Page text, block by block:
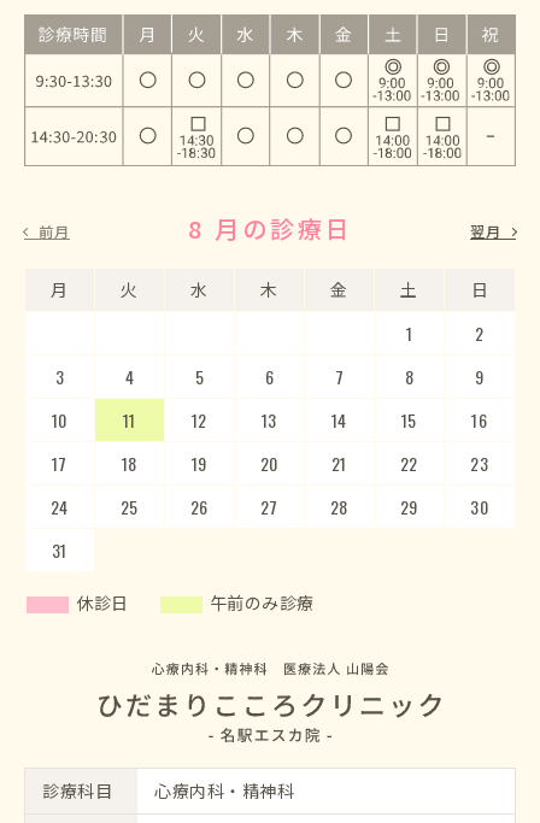
前月 8 月の診療日
月 火 水 木 金 土 日
1
2
3
4 5 6 7 8
9
10
11 12 13 14 15
16
17
18 19 20 21 22
23
24
25 26 27 28 29
30
31
9 月の診療日
月 火 水 木 金 土 日
5
6
7
8 9 10 11 12
13
14
15 16 17 18 19
20
21
22 23 24 25 26
27
28
29 30
翌月
休診日 午前のみ診療
診療科目
心療内科・精神科